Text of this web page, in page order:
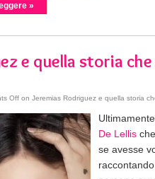
»
e quella storia
Off on Jeremias Rodriguez e quella storia
De Lellis
se avesse